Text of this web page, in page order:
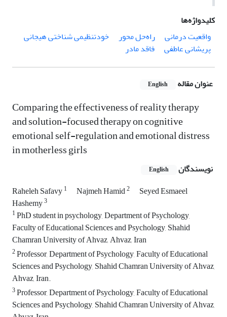
کلیدواژه‌ها
واقعیت درمانی
راه‌حل محور
خودتنظیمی شناختی هیجانی
پریشانی عاطفی
فاقد مادر
عنوان مقاله English
Comparing the effectiveness of reality therapy
and solution-focused therapy on cognitive
emotional self-regulation and emotional distress
in motherless girls
نویسندگان English
Raheleh Safavy1 Najmeh Hamid2
Seyed Esmaeel
Hashemy3
1PhD student in psychology, Department of Psychology,
Faculty of Educational Sciences and Psychology, Shahid
Chamran University of Ahvaz, Ahvaz, Iran
2Professor, Department of Psychology, Faculty of Educational
Sciences and Psychology, Shahid Chamran University of Ahvaz,
Ahvaz, Iran.
3Professor, Department of Psychology, Faculty of Educational
Sciences and Psychology, Shahid Chamran University of Ahvaz,